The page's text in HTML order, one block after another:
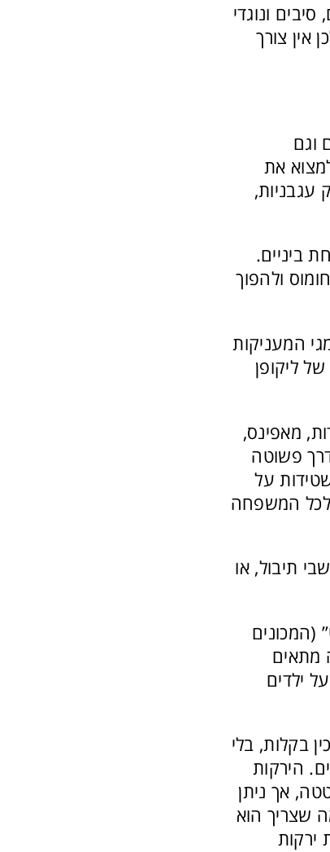
ונוגדי
אין צורך
וגם
את
עגבניות,
ביניים.
ולהפוך
המעניקות
ליקופן
מאפינס,
פשוטה
על
לכל המשפחה
תיבול, או
(המכונים
מתאים
ילדים
בקלות, בלי
הירקות
אך ניתן
שצריך הוא
ירקות